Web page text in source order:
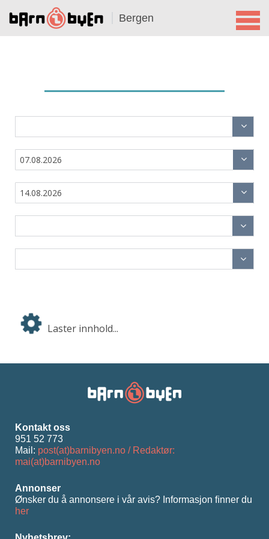
Bergen
Laster innhold...
Kontakt oss
951 52 773
Mail: post(at)barnibyen.no / Redaktør:
mai(at)barnibyen.no
Annonser
Ønsker du å annonsere i vår avis? Informasjon ﬁnner du
her